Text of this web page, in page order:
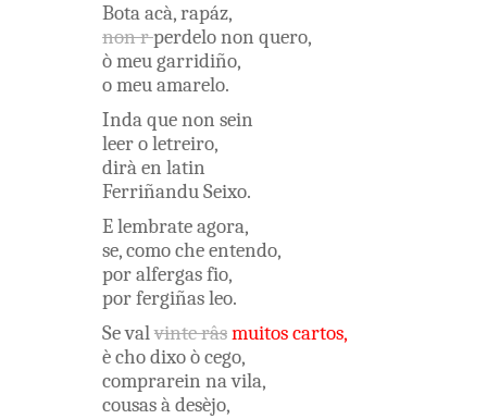
Botaacà,rapáz,
nonrperdelonon quero,
òmeugarridiño,
omeuamarelo.
Indaquenon sein
leeroletreiro,
diràen latin
FerriñanduSeixo.
Elembrateagora,
se,comocheentendo,
poralfergasfio,
porfergiñasleo.
Sevalvinterâsmuitoscartos,
èchodixoòcego,
comprarein navila,
cousasàdesèjo,